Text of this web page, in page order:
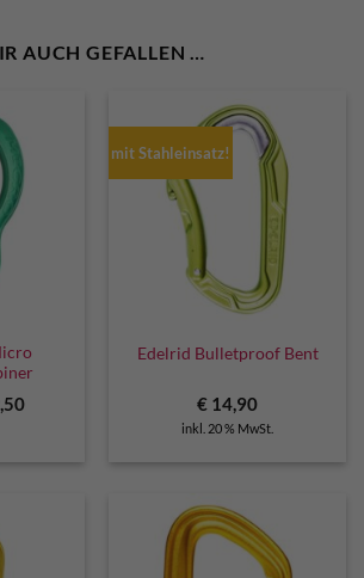
AUCH GEFALLEN …
mit Stahleinsatz!
Edelrid Bulletproof Bent
€ 14,90
inkl. 20 % MwSt.